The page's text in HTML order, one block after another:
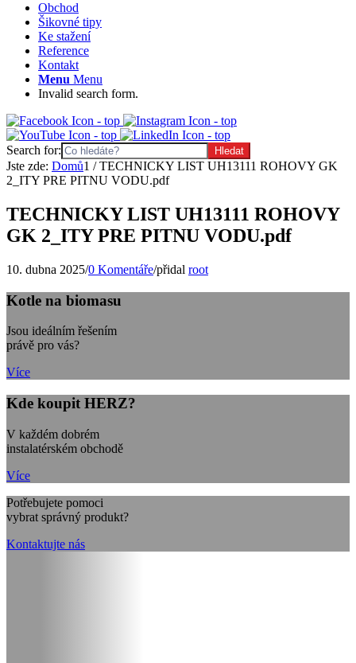
Obchod
Šikovné tipy
Ke stažení
Reference
Kontakt
Menu Menu
Invalid search form.
Search for:
Jste zde: Domů1 / TECHNICKY LIST UH13111 ROHOVY GK
2_ITY PRE PITNU VODU.pdf
TECHNICKY LIST UH13111 ROHOVY
GK 2_ITY PRE PITNU VODU.pdf
10. dubna 2025/0 Komentáře/přidal root
Kotle na biomasu
Jsou ideálním řešením
právě pro vás?
Více
Kde koupit HERZ?
V každém dobrém
instalatérském obchodě
Více
Potřebujete pomoci
vybrat správný produkt?
Kontaktujte nás